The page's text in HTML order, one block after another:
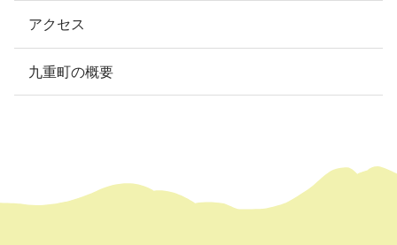
アクセス
九重町の概要